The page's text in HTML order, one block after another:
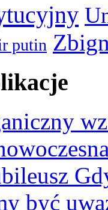
putin
być